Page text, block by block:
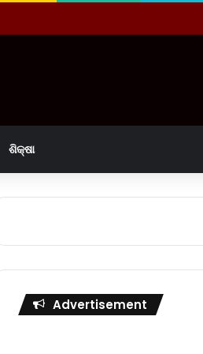
ଶିକ୍ଷା
Advertisement